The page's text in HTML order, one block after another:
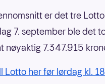
er det tre
7. september ble det
nøyaktig 7.347.915
Lotto her før lørdag kl.